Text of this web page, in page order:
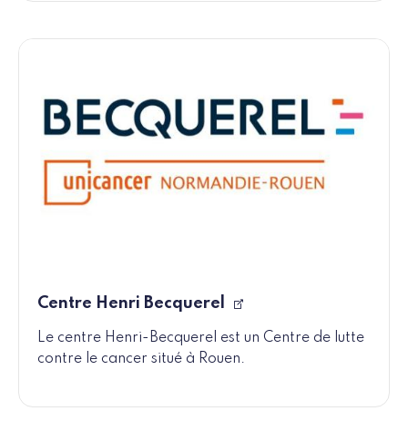
Centre Henri Becquerel
Le centre Henri-Becquerel est un Centre de lutte
contre le cancer situé à Rouen.